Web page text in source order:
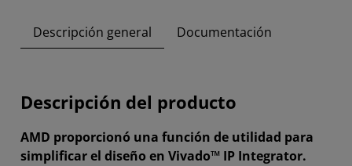
Descripción general Documentación
Descripción del producto
AMD proporcionó una función de utilidad para
simplificar el diseño en Vivado™ IP Integrator.